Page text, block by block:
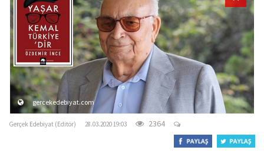
gercekedebiyat.com
Gerçek Edebiyat (Editör) 28.03.2020 19:03 2364